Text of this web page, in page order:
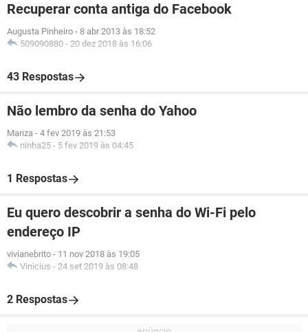
Recuperar conta antiga do Facebook
Augusta Pinheiro - 8 abr 2013 às 18:52
509090880 - 20 dez 2018 às 16:06
43 Respostas
Não lembro da senha do Yahoo
Mariza - 4 fev 2019 às 21:53
ninha25 - 5 fev 2019 às 04:45
1 Respostas
Eu quero descobrir a senha do Wi-Fi pelo
endereço IP
vivianebrito - 11 nov 2018 às 19:05
Vinicius - 24 set 2019 às 08:48
2 Respostas